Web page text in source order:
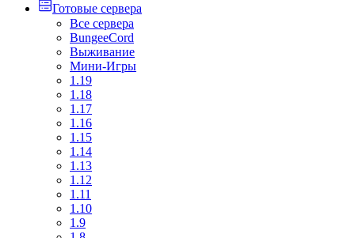
Готовые сервера
Все сервера
BungeeCord
Выживание
Мини-Игры
1.19
1.18
1.17
1.16
1.15
1.14
1.13
1.12
1.11
1.10
1.9